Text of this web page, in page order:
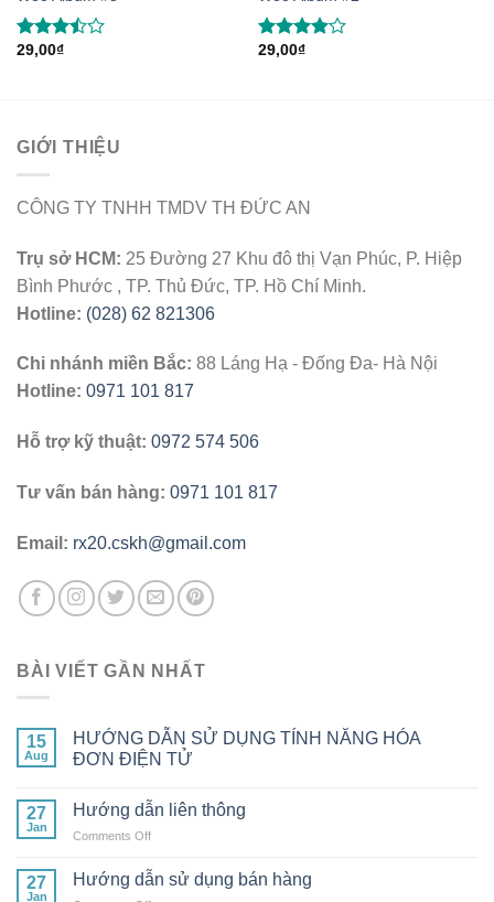
Rated
29,00₫
Rated
29,00₫
GIỚI THIỆU
CÔNG TY TNHH TMDV TH ĐỨC AN
Trụ sở HCM: 25 Đường 27 Khu đô thị Vạn Phúc, P. Hiệp
Bình Phước , TP. Thủ Đức, TP. Hồ Chí Minh.
Hotline: (028) 62 821306
Chi nhánh miền Bắc: 88 Láng Hạ - Đống Đa- Hà Nội
Hotline: 0971 101 817
Hỗ trợ kỹ thuật: 0972 574 506
Tư vấn bán hàng: 0971 101 817
Email: rx20.cskh@gmail.com
BÀI VIẾT GẦN NHẤT
15
Aug
HƯỚNG DẪN SỬ DỤNG TÍNH NĂNG HÓA
ĐƠN ĐIỆN TỬ
27
Jan
Hướng dẫn liên thông
Comments Offon
dẫn
27
Jan
Hướng dẫn sử dụng bán hàng